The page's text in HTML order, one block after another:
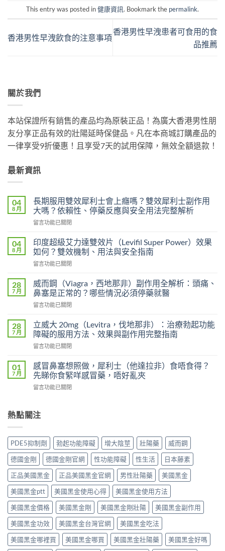
This entry was posted in健康資訊. Bookmark the permalink.
香港男性早洩飲食的注意事項
香港男性早洩患者可食用的食
品推薦
關於我們
本站保證所有銷售的產品均為原裝正品！為廣大香港男性朋
友分享正品有效的壯陽延時保健品。凡在本商城訂購產品的
一律享受9折優惠！且享受7天的試用保障，無效全額退款！
最新資訊
04
8 月
長期服用雙效犀利士會上癮嗎？雙效犀利士副作用
大嗎？依賴性、停藥反應與安全用法完整解析
在
期
服
用
雙
犀
利
士
會
癮
嗎？
效
利
士
副
大
嗎？
賴
性、
停
藥
反
應
與
安
全
用
法
完
整
解
留言功能已關閉
04
8 月
印度超級艾力達雙效片（Levifil Super Power）效果
如何？雙效機制、用法與安全指南
在
度
超
級
艾
達
雙
效
片
Super
Power）
果
雙
制、
用
法
與
安
全
指
南〉
中
留言功能已關閉
28
7 月
威而鋼（Viagra，西地那非）副作用全解析：頭痛、
鼻塞是正常的？哪些情況必須停藥就醫
在
而
鋼
（Viagra，
西
那
非）
副
作
解
痛、
鼻
塞
是
正
常
的？
哪
些
情
況
必
須
留言功能已關閉
28
7 月
立威大 20mg（Levitra，伐地那非）：治療勃起功能
障礙的服用方法、效果與副作用完整指南
在
威
大
20mg（Levitra，
伐
非）：
勃
起
功
能
障
礙
的
服
用
方
法、
效
果
留言功能已關閉
01
7 月
感冒鼻塞想照做，犀利士（他達拉非）食唔食得？
先睇你食緊咩感冒藥，唔好亂夾
在
鼻
塞
照
做，
犀
利
士
（他
達
拉
非）
食
唔
食
得？
先
留言功能已關閉
熱點關注
PDE5抑制劑 勃起功能障礙 增大陰莖 壯陽藥
威而鋼
德國金剛
德國金剛官網 性功能障礙 性生活
日本藤素
正品美國黑金
正品美國黑金官網 男性壯陽藥
美國黑金
美國黑金ptt
美國黑金使用心得
美國黑金使用方法
美國黑金價格
美國黑金剛 美國黑金剛壯陽
美國黑金副作用
美國黑金功效
美國黑金台灣官網
美國黑金吃法
美國黑金哪裡買
美國黑金哪買 美國黑金壯陽藥 美國黑金好嗎